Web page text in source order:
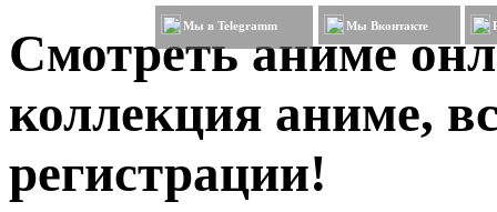
Смотреть аниме
коллекция аниме,
регистрации!
Мы в Telegramm Мы Вконтакте